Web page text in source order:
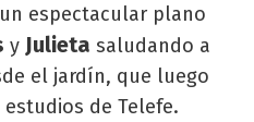
espectacular plano
y Julieta saludando a
el jardín, que luego
de Telefe.